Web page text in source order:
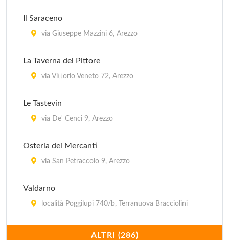
Il Saraceno
via Giuseppe Mazzini 6, Arezzo
La Taverna del Pittore
via Vittorio Veneto 72, Arezzo
Le Tastevin
via De' Cenci 9, Arezzo
Osteria dei Mercanti
via San Petraccolo 9, Arezzo
Valdarno
località Poggilupi 740/b, Terranuova Bracciolini
ALTRI (286)